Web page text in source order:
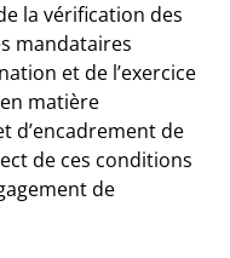
la vérification des
mandataires
et de l’exercice
matière
d’encadrement de
de ces conditions
de